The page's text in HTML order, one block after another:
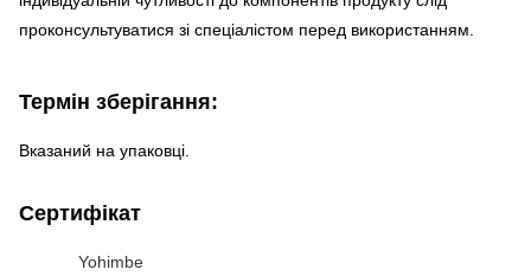
проконсультуватися зі спеціалістом перед використанням.
Термін зберігання:
Вказаний на упаковці.
Сертифікат
Yohimbe